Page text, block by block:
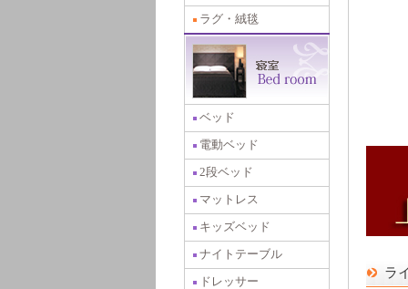
ラグ・絨毯
ベッド
電動ベッド
2段ベッド
マットレス
キッズベッド
ナイトテーブル
ドレッサー
ラ